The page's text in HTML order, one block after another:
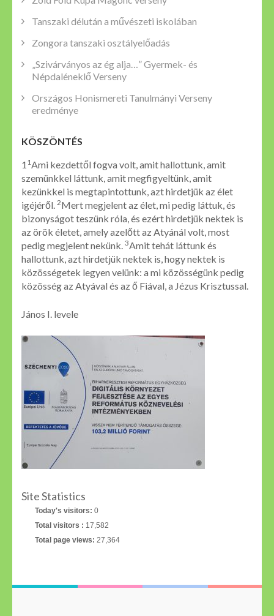
Tanszaki délután a művészeti iskolában
Zongora tanszaki osztályelőadás
„Szivárványos az ég alja…” Gyermek- és
Népdaléneklő Verseny
Országos Honismereti Tanulmányi Verseny
eredménye
KÖSZÖNTÉS
1 1Ami kezdettől fogva volt, amit hallottunk, amit
szemünkkel láttunk, amit megfigyeltünk, amit
kezünkkel is megtapintottunk, azt hirdetjük az élet
igéjéről. 2Mert megjelent az élet, mi pedig láttuk, és
bizonyságot teszünk róla, és ezért hirdetjük nektek is
az örök életet, amely azelőtt az Atyánál volt, most
pedig megjelent nekünk. 3Amit tehát láttunk és
hallottunk, azt hirdetjük nektek is, hogy nektek is
közösségetek legyen velünk: a mi közösségünk pedig
közösség az Atyával és az ő Fiával, a Jézus Krisztussal.
János I. levele
Site Statistics
Today's visitors: 0
Total visitors : 17,582
Total page views: 27,364